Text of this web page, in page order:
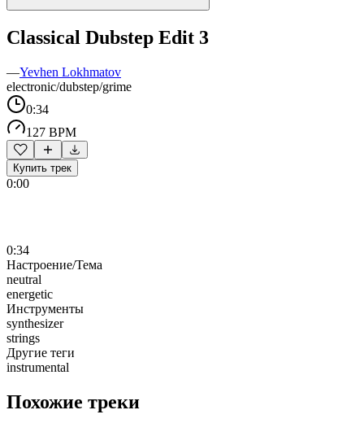
Classical Dubstep Edit 3
—Yevhen Lokhmatov
electronic/dubstep/grime
0:34
127 BPM
Купить трек
0:00
0:34
Настроение/Тема
neutral
energetic
Инструменты
synthesizer
strings
Другие теги
instrumental
Похожие треки